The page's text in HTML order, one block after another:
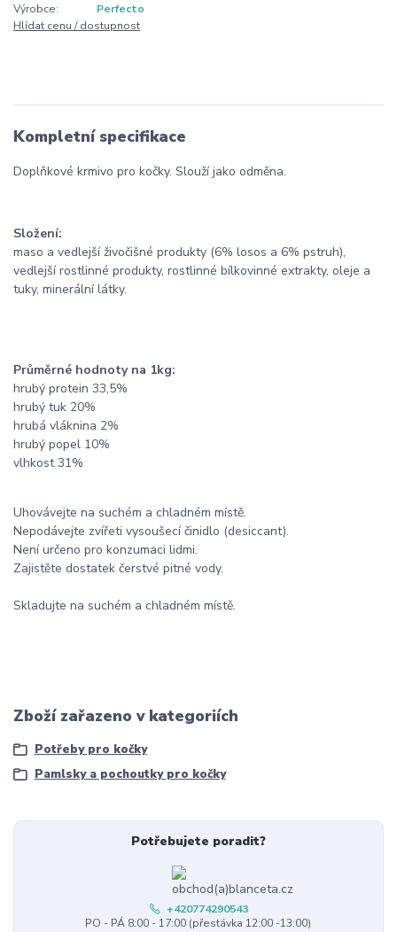
Výrobce:
Perfecto
Hlídat cenu / dostupnost
Kompletní specifikace
Doplňkové krmivo pro kočky. Slouží jako odměna.
Složení:
maso a vedlejší živočišné produkty (6% losos a 6% pstruh),
vedlejší rostlinné produkty, rostlinné bílkovinné extrakty, oleje a
tuky, minerální látky.
Průměrné hodnoty na 1kg:
hrubý protein 33,5%
hrubý tuk 20%
hrubá vláknina 2%
hrubý popel 10%
vlhkost 31%
Uhovávejte na suchém a chladném místě.
Nepodávejte zvířeti vysoušecí činidlo (desiccant).
Není určeno pro konzumaci lidmi.
Zajistěte dostatek čerstvé pitné vody.
Skladujte na suchém a chladném místě.
Zboží zařazeno v kategoriích
Potřeby pro kočky
Pamlsky a pochoutky pro kočky
Potřebujete poradit?
+420774290543
PO - PÁ 8:00 - 17:00 (přestávka 12:00 -13:00)